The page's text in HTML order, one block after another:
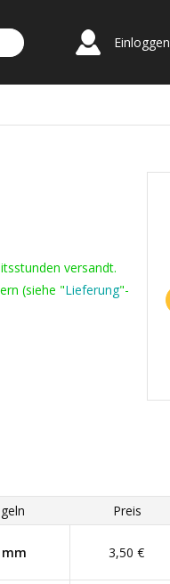
Einloggen
versandt.
(siehe "Lieferung"-
Preis
mm 3,50 €